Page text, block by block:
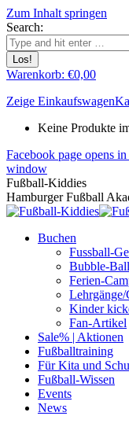
Zum Inhalt springen
Search:
Warenkorb: €0,00
Zeige Einkaufswagen
Keine Produkte
Facebook page opens
window
Fußball-Kiddies
Hamburger Fußball
Buchen
Fussball-
Bubble-Ball
Ferien-
Lehrgänge/
Kinder
Fan-Artikel
Sale% | Aktionen
Fußballtraining
Für Kita und
Fußball-Wissen
Events
News